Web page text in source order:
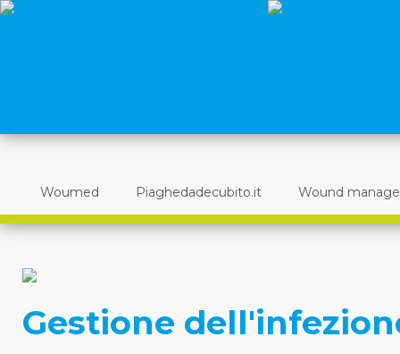
Woumed Piaghedadecubito.it Wound
Gestione